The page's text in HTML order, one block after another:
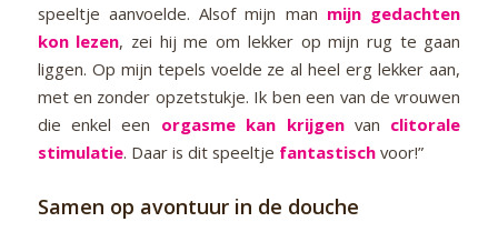
speeltje aanvoelde. Alsof mijn man mijn gedachten
kon lezen, zei hij me om lekker op mijn rug te gaan
liggen. Op mijn tepels voelde ze al heel erg lekker aan,
met en zonder opzetstukje. Ik ben een van de vrouwen
die enkel een orgasme kan krijgenvan clitorale
stimulatie. Daar is dit speeltje fantastisch voor!”
Samen op avontuur in de douche